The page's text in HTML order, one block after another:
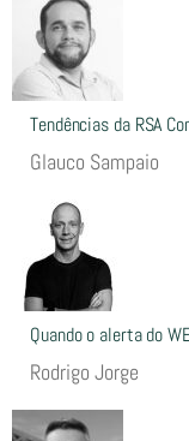
Tendências da RSA
Glauco Sampaio
Quando o alerta do
Rodrigo Jorge